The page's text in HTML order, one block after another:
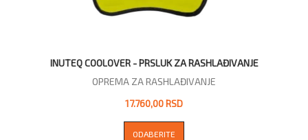
INUTEQ COOLOVER - PRSLUK ZA RASHLAĐIVANJE
OPREMA ZA RASHLAĐIVANJE
17.760,00 RSD
ODABERITE